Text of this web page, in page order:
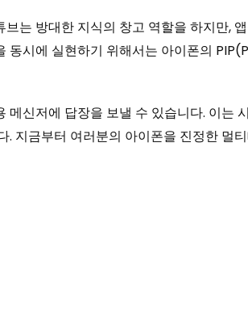
는 방대한 지식의 창고 역할을 하지만,
동시에 실현하기 위해서는 아이폰의
신저에 답장을 보낼 수 있습니다. 이는
지금부터 여러분의 아이폰을 진정한 멀